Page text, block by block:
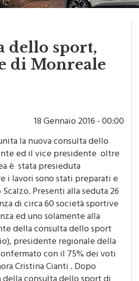
dello sport,
di Monreale
18 Gennaio 2016 - 00:00
la nuova consulta dello
ed il vice presidente oltre
è stata presieduta
i lavori sono stati preparati e
Presenti alla seduta 26
di circa 60 società sportive
ed uno solamente alla
della consulta dello sport
presidente regionale della
con il 75% dei voti
Cristina Cianti . Dopo